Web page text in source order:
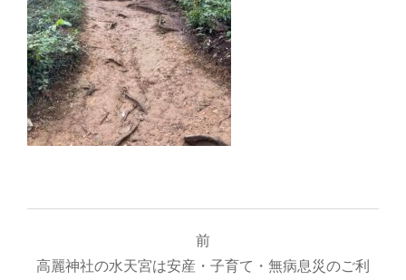
稿
前
高麗神社の水天宮は安産・子育て・無病息災のご利